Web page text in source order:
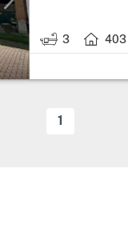
3
3 baños. 403
1